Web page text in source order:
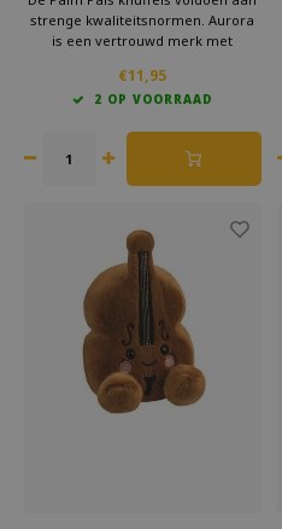
strenge kwaliteitsnormen. Aurora
is een vertrouwd merk met
hoge beoordelingen en prijzen de
Palm Pal knuffels om hun unieke
€11,95
2 OP VOORRAAD